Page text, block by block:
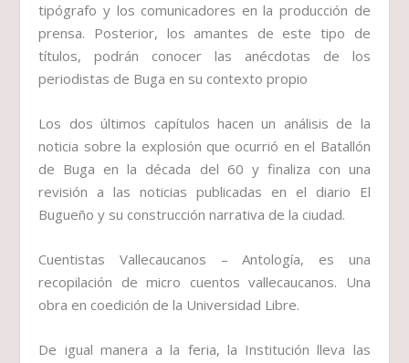
tipógrafo y los comunicadores en la producción de
prensa. Posterior, los amantes de este tipo de
títulos, podrán conocer las anécdotas de los
periodistas de Buga en su contexto propio
Los dos últimos capítulos hacen un análisis de la
noticia sobre la explosión que ocurrió en el Batallón
de Buga en la década del 60 y finaliza con una
revisión a las noticias publicadas en el diario El
Bugueño y su construcción narrativa de la ciudad.
Cuentistas Vallecaucanos – Antología, es una
recopilación de micro cuentos vallecaucanos. Una
obra en coedición de la Universidad Libre.
De igual manera a la feria, la Institución lleva las